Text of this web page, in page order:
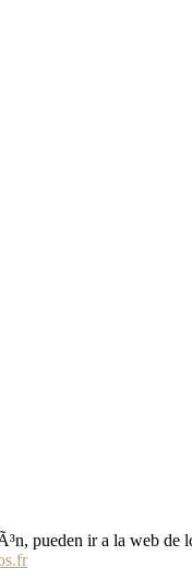
pueden ir a la web de